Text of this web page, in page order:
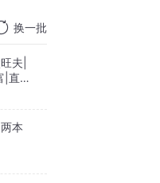
换一批
夫|
|直球
本